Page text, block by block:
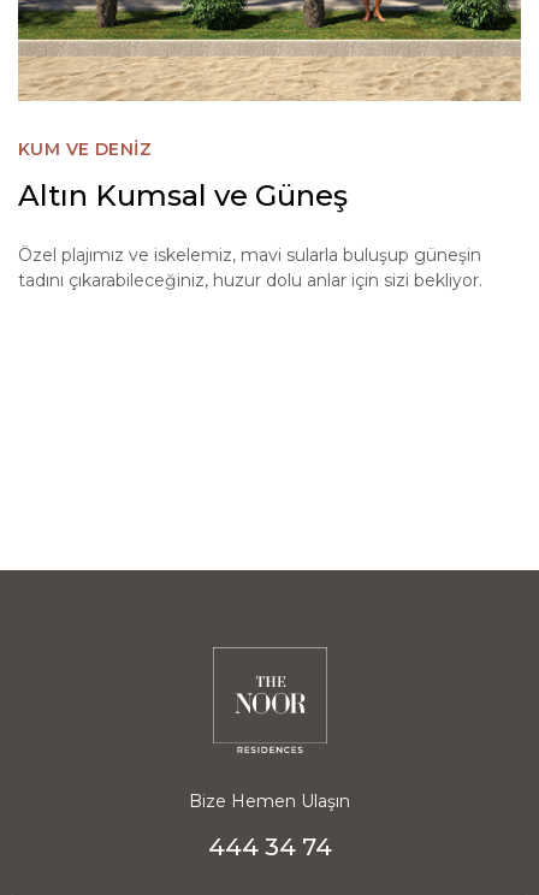
KUM VE DENİZ
Altın Kumsal ve Güneş
Özel plajımız ve iskelemiz, mavi sularla buluşup güneşin
tadını çıkarabileceğiniz, huzur dolu anlar için sizi bekliyor.
Bize Hemen Ulaşın
444 34 74